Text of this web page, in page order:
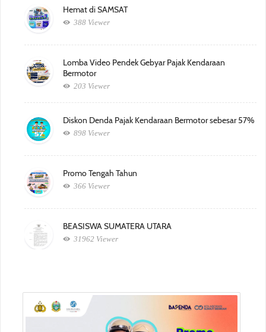
Hemat di SAMSAT
388 Viewer
Lomba Video Pendek Gebyar Pajak Kendaraan
Bermotor
203 Viewer
Diskon Denda Pajak Kendaraan Bermotor sebesar 57%
898 Viewer
Promo Tengah Tahun
366 Viewer
BEASISWA SUMATERA UTARA
31962 Viewer